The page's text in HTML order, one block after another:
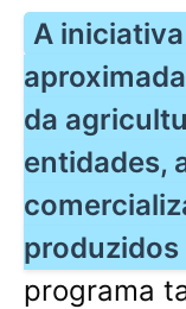
A
da
entidades,
programa